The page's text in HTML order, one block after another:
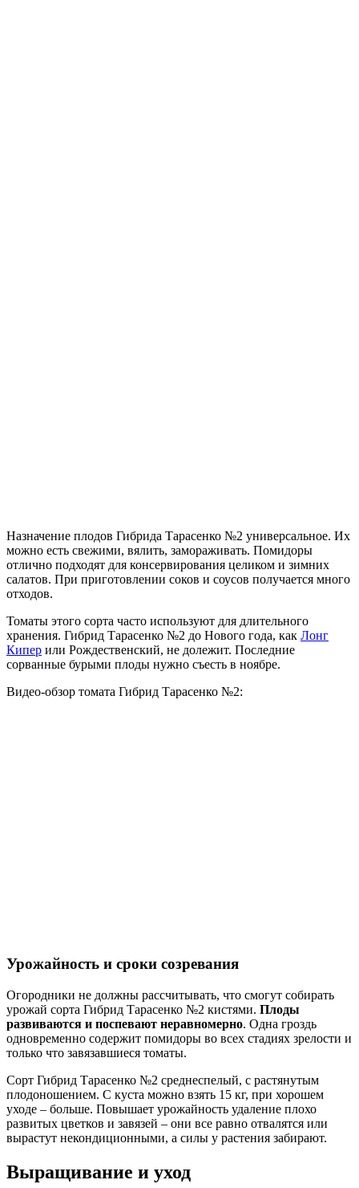
Назначение плодов Гибрида Тарасенко №2 универсальное. Их
можно есть свежими, вялить, замораживать. Помидоры
отлично подходят для консервирования целиком и зимних
салатов. При приготовлении соков и соусов получается много
отходов.
Томаты этого сорта часто используют для длительного
хранения. Гибрид Тарасенко №2 до Нового года, как Лонг
Кипер или Рождественский, не долежит. Последние
сорванные бурыми плоды нужно съесть в ноябре.
Видео-обзор томата Гибрид Тарасенко №2:
Урожайность и сроки созревания
Огородники не должны рассчитывать, что смогут собирать
урожай сорта Гибрид Тарасенко №2 кистями. Плоды
развиваются и поспевают неравномерно. Одна гроздь
одновременно содержит помидоры во всех стадиях зрелости и
только что завязавшиеся томаты.
Сорт Гибрид Тарасенко №2 среднеспелый, с растянутым
плодоношением. С куста можно взять 15 кг, при хорошем
уходе – больше. Повышает урожайность удаление плохо
развитых цветков и завязей – они все равно отвалятся или
вырастут некондиционными, а силы у растения забирают.
Выращивание и уход